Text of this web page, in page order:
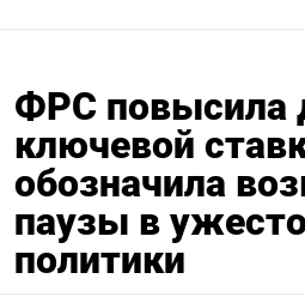
ФРС повысила
ключевой
обозначила
паузы в
политики